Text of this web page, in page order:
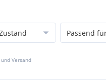
Passend
Versand